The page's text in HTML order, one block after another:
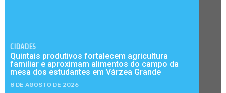
CIDADES
Quintais produtivos fortalecem agricultura
familiar e aproximam alimentos do campo da
mesa dos estudantes em Várzea Grande
8 DE AGOSTO DE 2026